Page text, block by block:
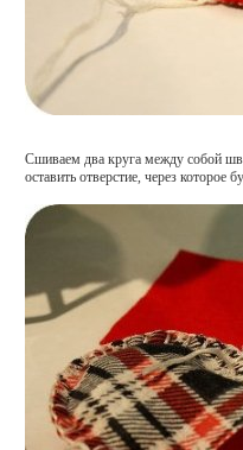
Сшиваем два круга между собой
оставить отверстие, через которое